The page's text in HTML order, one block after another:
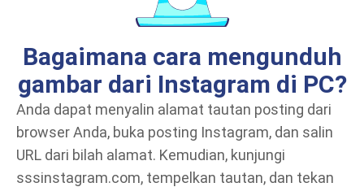
Bagaimana cara mengunduh
gambar dari Instagram di PC?
Anda dapat menyalin alamat tautan posting dari
browser Anda, buka posting Instagram, dan salin
URL dari bilah alamat. Kemudian, kunjungi
sssinstagram.com, tempelkan tautan, dan tekan